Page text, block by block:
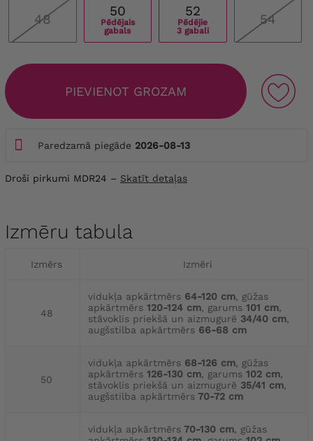
48
50
Pēdējais
gabals
52
Pēdējie
3 gabali
54
PIEVIENOT GROZAM
Paredzamā piegāde 2026-08-13
Droši pirkumi MDR24 – Skatīt detaļas
Izmēru tabula
Izmērs Izmēri
48
vidukļa apkārtmērs 64-120 cm, gūžas
apkārtmērs 120-124 cm, garums 101 cm,
stāvoklis priekšā un aizmugurē 34/40 cm,
augšstilba apkārtmērs 66-68 cm
50
vidukļa apkārtmērs 68-126 cm, gūžas
apkārtmērs 126-130 cm, garums 102 cm,
stāvoklis priekšā un aizmugurē 35/41 cm,
augšstilba apkārtmērs 70-72 cm
vidukļa apkārtmērs 70-130 cm, gūžas